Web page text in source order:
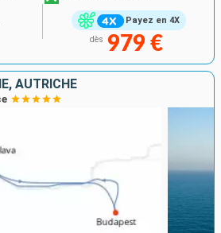
Payez en 4X
dès 979 €
AUTRICHE